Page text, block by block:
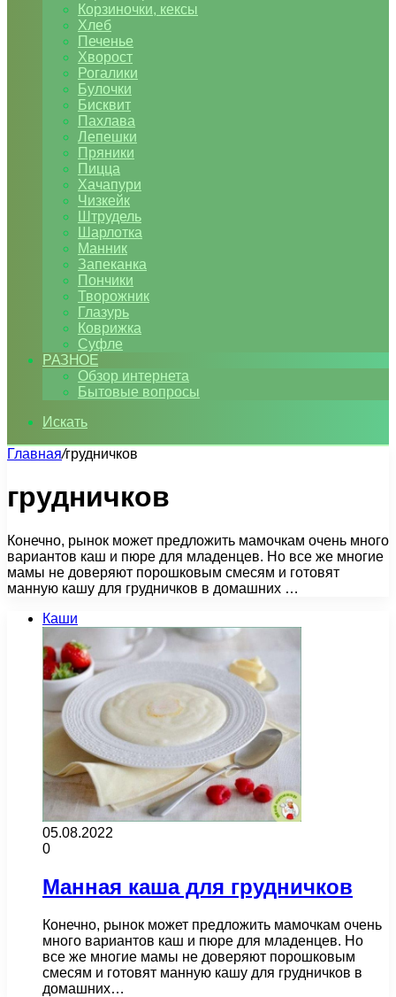
Корзиночки, кексы
Хлеб
Печенье
Хворост
Рогалики
Булочки
Бисквит
Пахлава
Лепешки
Пряники
Пицца
Хачапури
Чизкейк
Штрудель
Шарлотка
Манник
Запеканка
Пончики
Творожник
Глазурь
Коврижка
Суфле
РАЗНОЕ
Обзор интернета
Бытовые вопросы
Искать
Главная/грудничков
грудничков
Конечно, рынок может предложить мамочкам очень много
вариантов каш и пюре для младенцев. Но все же многие
мамы не доверяют порошковым смесям и готовят
манную кашу для грудничков в домашних …
Каши
05.08.2022
0
Манная каша для грудничков
Конечно, рынок может предложить мамочкам очень
много вариантов каш и пюре для младенцев. Но
все же многие мамы не доверяют порошковым
смесям и готовят манную кашу для грудничков в
домашних…